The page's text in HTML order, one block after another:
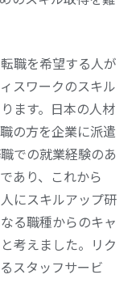
職を希望する人が
スワークのスキル
ます。日本の人材
の方を企業に派遣
での就業経験のあ
あり、これから
にスキルアップ研
る職種からのキャ
考えました。リク
スタッフサービ